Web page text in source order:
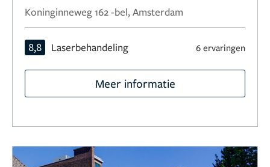
Koninginneweg 162 -bel, Amsterdam
8,8 Laserbehandeling 6 ervaringen
Meer informatie